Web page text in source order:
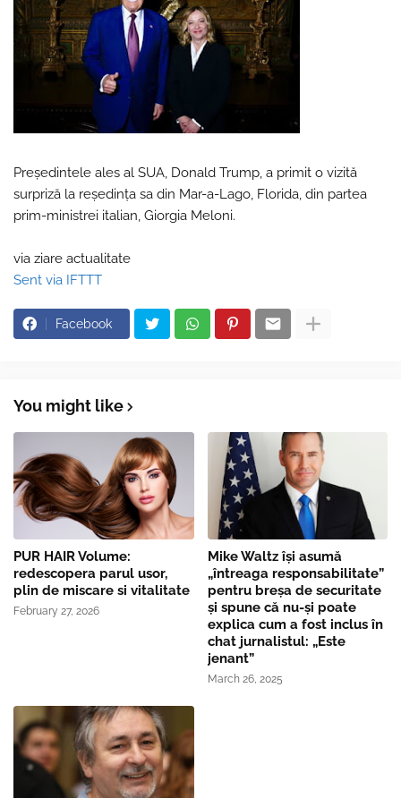
Preşedintele ales al SUA, Donald Trump, a primit o vizită
surpriză la reşedinţa sa din Mar-a-Lago, Florida, din partea
prim-ministrei italian, Giorgia Meloni.
via ziare actualitate
Sent via IFTTT
Facebook
You might like
PUR HAIR Volume:
redescopera parul usor,
plin de miscare si vitalitate
February 27, 2026
Mike Waltz îşi asumă
„întreaga responsabilitate”
pentru breşa de securitate
și spune că nu-și poate
explica cum a fost inclus în
chat jurnalistul: „Este
jenant”
March 26, 2025